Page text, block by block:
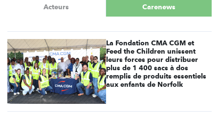
Acteurs Carenews
La Fondation CMA CGM et
Feed the Children unissent
leurs forces pour distribuer
plus de 1 400 sacs à dos
remplis de produits essentiels
aux enfants de Norfolk